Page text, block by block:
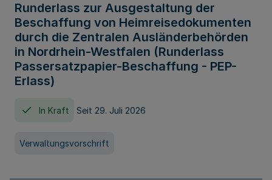
Runderlass zur Ausgestaltung der
Beschaffung von Heimreisedokumenten
durch die Zentralen Ausländerbehörden
in Nordrhein-Westfalen (Runderlass
Passersatzpapier-Beschaffung - PEP-
Erlass)
In Kraft Seit 29. Juli 2026
Verwaltungsvorschrift